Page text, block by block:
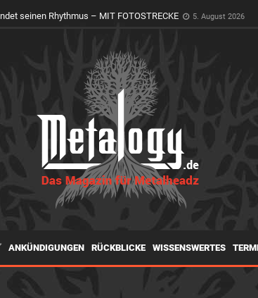
seinen Rhythmus – MIT FOTOSTRECKE 5. August 2026
ANKÜNDIGUNGEN RÜCKBLICKE WISSENSWERTES